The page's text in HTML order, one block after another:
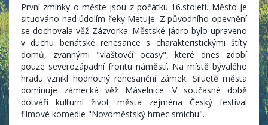
První zmínky o měste jsou z počátku 16.století. Město je
situováno nad údolím řeky Metuje. Z původního opevnění
se dochovala věž Zázvorka. Městské jádro bylo upraveno
v duchu benátské renesance s charakteristickými štíty
domů, zvannými "vlaštovčí ocasy", které dnes zdobí
pouze severozápadní frontu náměstí. Na místě bývalého
hradu vznikl hodnotný renesanční zámek. Siluetě města
dominuje zámecká věž Máselnice. V současné době
dotváří kulturní život města zejména Český festival
filmové komedie "Novoměstský hrnec smíchu".